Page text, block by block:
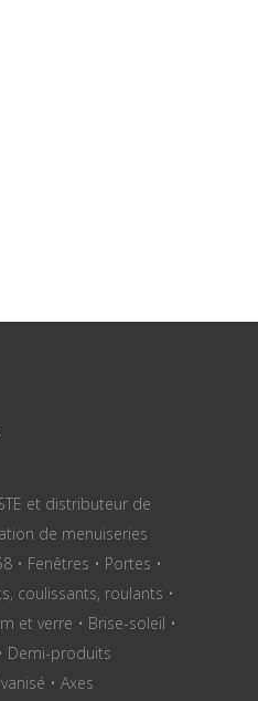
et distributeur de
de menuiseries
• Fenêtres • Portes •
coulissants, roulants •
et verre • Brise-soleil •
Demi-produits
• Axes